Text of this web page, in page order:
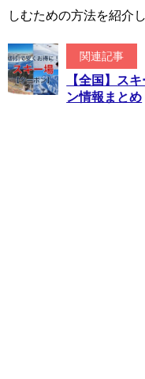
しむための方法を紹介
関連記事
【全国】ス
ン情報まとめ